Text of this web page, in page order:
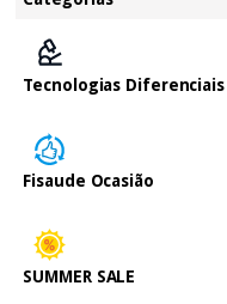
Tecnologias Diferenciais
Fisaude Ocasião
SUMMER SALE